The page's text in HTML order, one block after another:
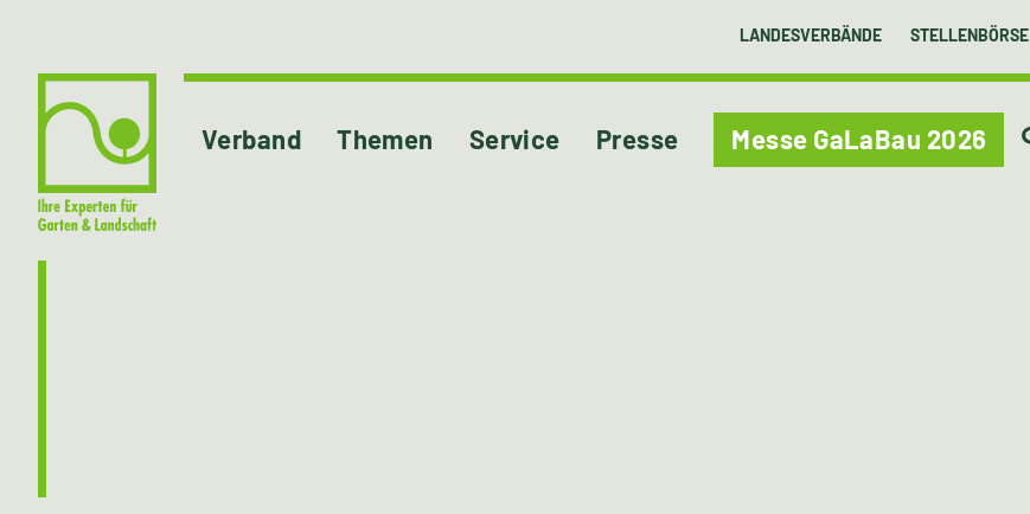
LANDESVERBÄNDE STELLENBÖRSE
Verband Themen Service Presse Messe GaLaBau 2026